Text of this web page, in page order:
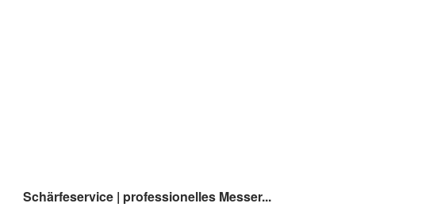
Schärfeservice | professionelles Messer...